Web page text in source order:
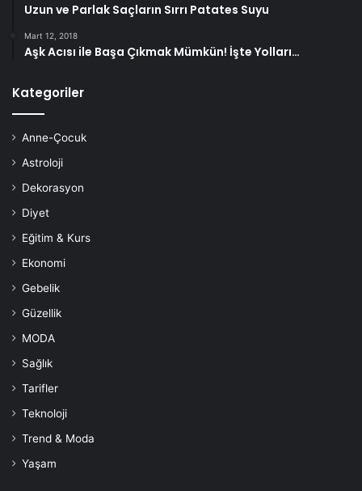
Uzun ve Parlak Saçların Sırrı Patates Suyu
Mart 12, 2018
Aşk Acısı ile Başa Çıkmak Mümkün! İşte Yolları…
Kategoriler
Anne-Çocuk
Astroloji
Dekorasyon
Diyet
Eğitim & Kurs
Ekonomi
Gebelik
Güzellik
MODA
Sağlık
Tarifler
Teknoloji
Trend & Moda
Yaşam